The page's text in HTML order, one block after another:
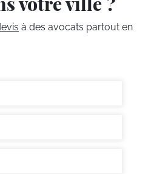
à des avocats partout en